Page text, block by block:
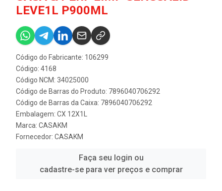
LEVE1L P900ML
Código do Fabricante: 106299
Código: 4168
Código NCM: 34025000
Código de Barras do Produto: 7896040706292
Código de Barras da Caixa: 7896040706292
Embalagem: CX 12X1L
Marca: CASAKM
Fornecedor: CASAKM
Faça seu login ou
cadastre-se para ver preços e comprar